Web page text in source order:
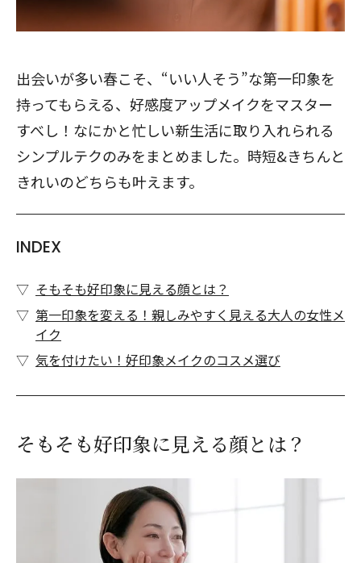
出会いが多い春こそ、“いい人そう”な第一印象を
持ってもらえる、好感度アップメイクをマスター
すべし！なにかと忙しい新生活に取り入れられる
シンプルテクのみをまとめました。時短&きちんと
きれいのどちらも叶えます。
INDEX
そもそも好印象に見える顔とは？
第一印象を変える！親しみやすく見える大人の女性メ
イク
気を付けたい！好印象メイクのコスメ選び
そもそも好印象に見える顔とは？